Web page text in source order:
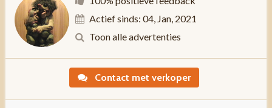
Actief sinds: 04, Jan, 2021
Toon alle advertenties
Contact met verkoper